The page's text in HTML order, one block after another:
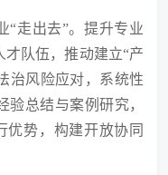
“走出去”。提升专业
队伍，推动建立“产
治风险应对，系统性
验总结与案例研究，
优势，构建开放协同